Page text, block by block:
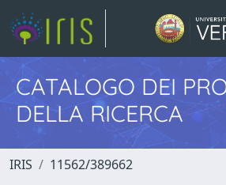
CATALOGO DEI
DELLA RICERCA
IRIS 11562/389662